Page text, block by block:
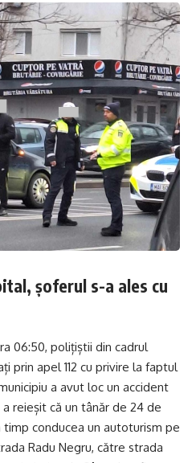
șoferul s-a ales cu
06:50, polițiștii din cadrul
prin apel 112 cu privire la faptul
a avut loc un accident
reieșit că un tânăr de 24 de
timp conducea un autoturism pe
Radu Negru, către strada